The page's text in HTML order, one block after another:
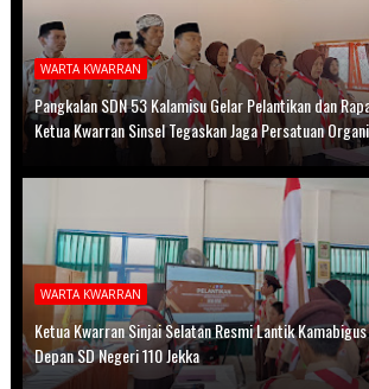
WARTA KWARRAN
Pangkalan SDN 53 Kalamisu Gelar Pelantikan dan
Ketua Kwarran Sinsel Tegaskan Jaga Persatuan
WARTA KWARRAN
Ketua Kwarran Sinjai Selatan Resmi Lantik
Depan SD Negeri 110 Jekka